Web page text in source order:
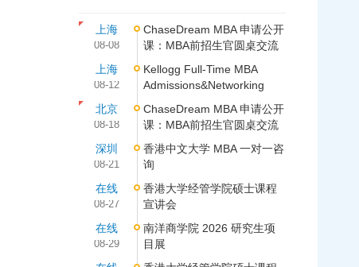
上海
08-08
ChaseDream MBA 申请公开
课：MBA前招生官圆桌交流
上海
08-12
Kellogg Full-Time MBA
Admissions&Networking
北京
08-18
ChaseDream MBA 申请公开
课：MBA前招生官圆桌交流
深圳
08-21
香港中文大学 MBA 一对一咨
询
在线
08-27
香港大学经管学院硕士课程
宣讲会
在线
08-29
南洋商学院 2026 研究生项
目展